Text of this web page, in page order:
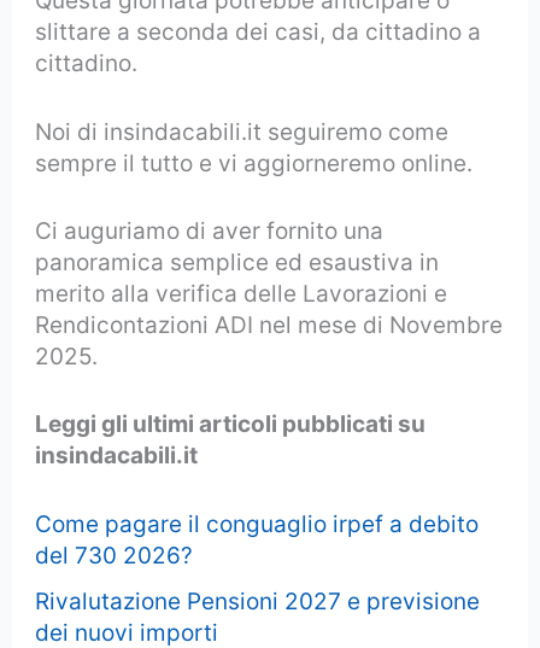
slittare a seconda dei casi, da cittadino a
cittadino.
Noi di insindacabili.it seguiremo come
sempre il tutto e vi aggiorneremo online.
Ci auguriamo di aver fornito una
panoramica semplice ed esaustiva in
merito alla verifica delle Lavorazioni e
Rendicontazioni ADI nel mese di Novembre
2025.
Leggi gli ultimi articoli pubblicati su
insindacabili.it
Come pagare il conguaglio irpef a debito
del 730 2026?
Rivalutazione Pensioni 2027 e previsione
dei nuovi importi